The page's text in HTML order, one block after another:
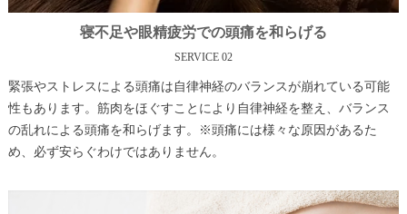
寝不足や眼精疲労での頭痛を和らげる
SERVICE 02
緊張やストレスによる頭痛は自律神経のバランスが崩れている可能
性もあります。筋肉をほぐすことにより自律神経を整え、バランス
の乱れによる頭痛を和らげます。※頭痛には様々な原因があるた
め、必ず安らぐわけではありません。